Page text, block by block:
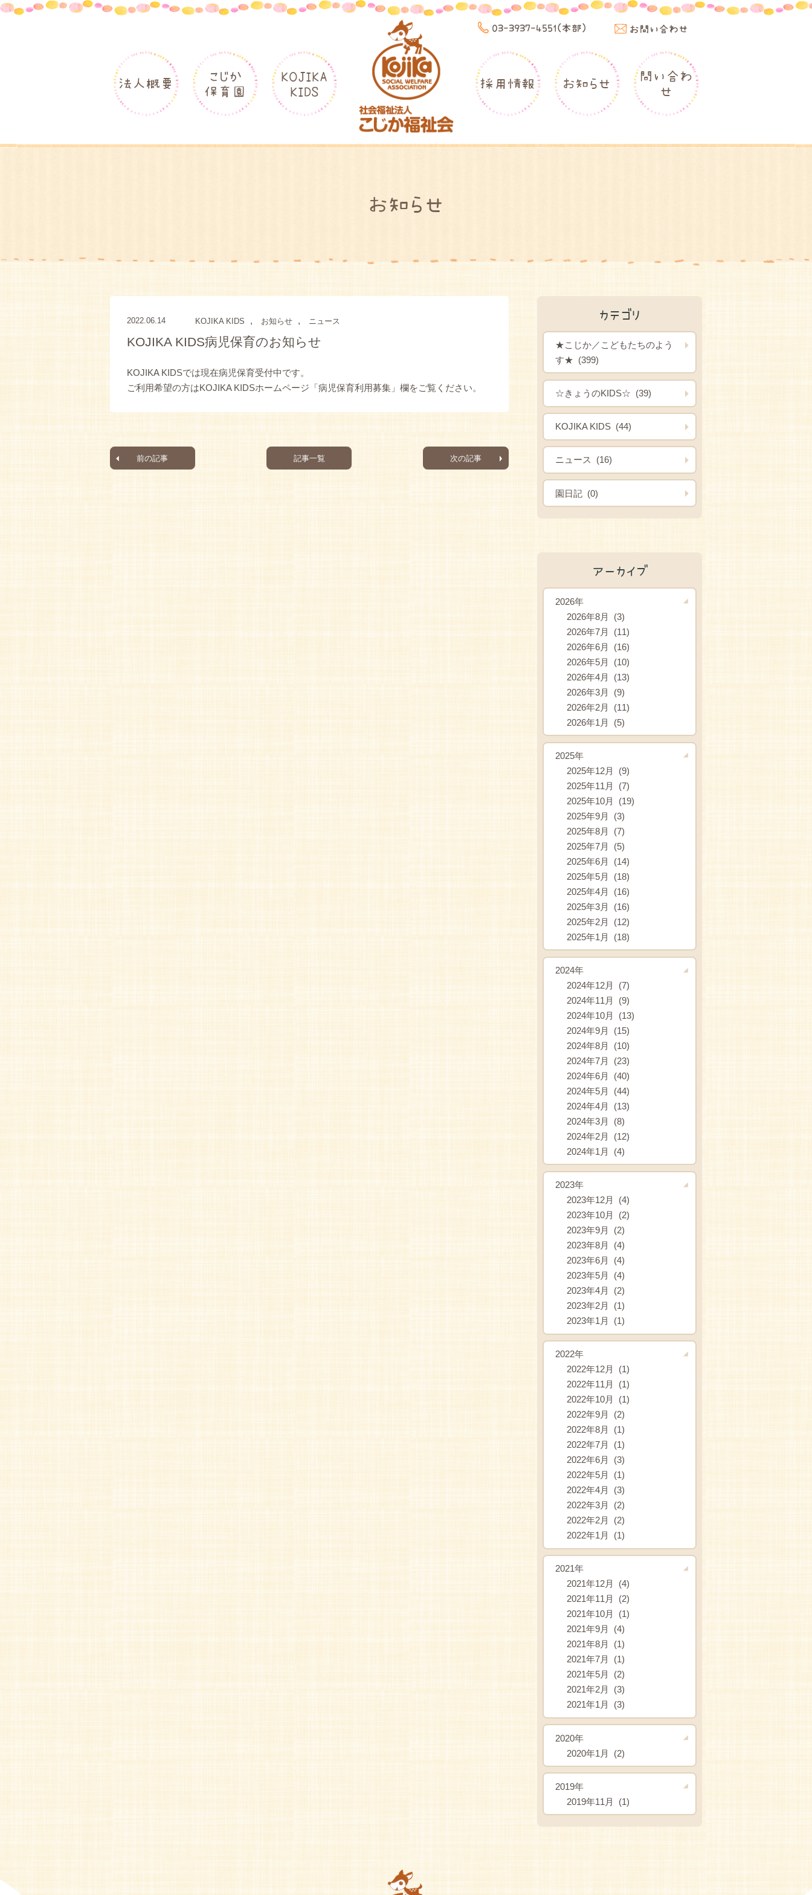
03-3937-4551(本部) お問い合わせ
法人概要
こじか
保育園
KOJIKA
KIDS
採用情報 お知らせ
問い合わ
せ
お知らせ
2022.06.14 KOJIKA KIDS , お知らせ , ニュース
KOJIKA KIDS病児保育のお知らせ
KOJIKA KIDSでは現在病児保育受付中です。
ご利用希望の方はKOJIKA KIDSホームページ「病児保育利用募集」欄をご覧ください。
前の記事 記事一覧 次の記事
カテゴリ
★こじか／こどもたちのよう
す★ (399)
☆きょうのKIDS☆ (39)
KOJIKA KIDS (44)
ニュース (16)
園日記 (0)
アーカイブ
2026年
2026年8月 (3)
2026年7月 (11)
2026年6月 (16)
2026年5月 (10)
2026年4月 (13)
2026年3月 (9)
2026年2月 (11)
2026年1月 (5)
2025年
2025年12月 (9)
2025年11月 (7)
2025年10月 (19)
2025年9月 (3)
2025年8月 (7)
2025年7月 (5)
2025年6月 (14)
2025年5月 (18)
2025年4月 (16)
2025年3月 (16)
2025年2月 (12)
2025年1月 (18)
2024年
2024年12月 (7)
2024年11月 (9)
2024年10月 (13)
2024年9月 (15)
2024年8月 (10)
2024年7月 (23)
2024年6月 (40)
2024年5月 (44)
2024年4月 (13)
2024年3月 (8)
2024年2月 (12)
2024年1月 (4)
2023年
2023年12月 (4)
2023年10月 (2)
2023年9月 (2)
2023年8月 (4)
2023年6月 (4)
2023年5月 (4)
2023年4月 (2)
2023年2月 (1)
2023年1月 (1)
2022年
2022年12月 (1)
2022年11月 (1)
2022年10月 (1)
2022年9月 (2)
2022年8月 (1)
2022年7月 (1)
2022年6月 (3)
2022年5月 (1)
2022年4月 (3)
2022年3月 (2)
2022年2月 (2)
2022年1月 (1)
2021年
2021年12月 (4)
2021年11月 (2)
2021年10月 (1)
2021年9月 (4)
2021年8月 (1)
2021年7月 (1)
2021年5月 (2)
2021年2月 (3)
2021年1月 (3)
2020年
2020年1月 (2)
2019年
2019年11月 (1)